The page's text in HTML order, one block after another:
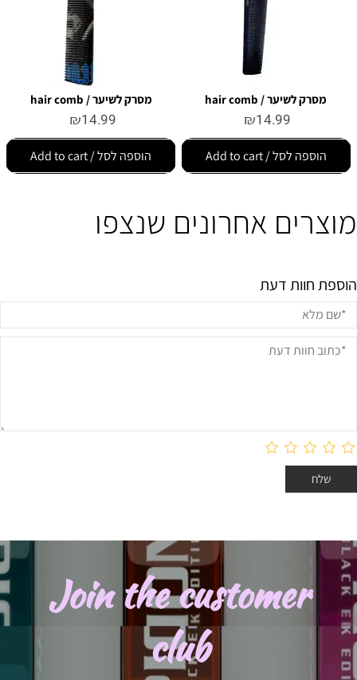
מסרק לשיער / hair comb
₪14.99
הוספה לסל / Add to cart
מסרק לשיער / hair comb
₪14.99
הוספה לסל / Add to cart
מוצרים אחרונים שנצפו
הוספת חוות דעת
Join the customer
club